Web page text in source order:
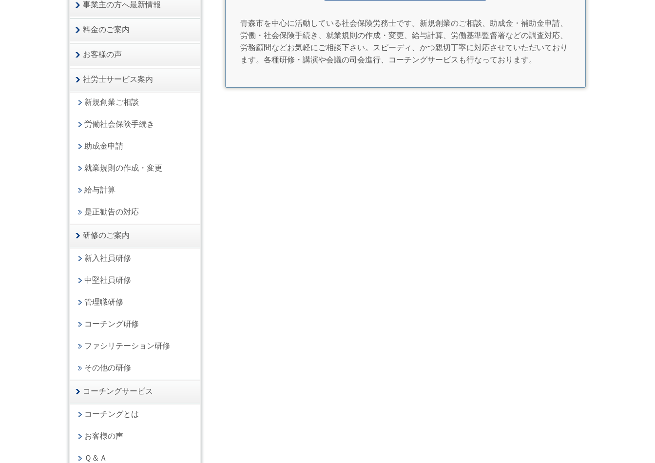
青森市を中心に活動している社会保険労務士です。新規創業のご相談、助成金・補助金申請、
労働・社会保険手続き、就業規則の作成・変更、給与計算、労働基準監督署などの調査対応、
労務顧問などお気軽にご相談下さい。スピーディ、かつ親切丁寧に対応させていただいており
ます。各種研修・講演や会議の司会進行、コーチングサービスも行なっております。
事業主の方へ最新情報
料金のご案内
お客様の声
社労士サービス案内
新規創業ご相談
労働社会保険手続き
助成金申請
就業規則の作成・変更
給与計算
是正勧告の対応
研修のご案内
新入社員研修
中堅社員研修
管理職研修
コーチング研修
ファシリテーション研修
その他の研修
コーチングサービス
コーチングとは
お客様の声
Ｑ＆Ａ